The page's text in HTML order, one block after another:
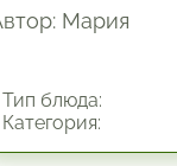
Мария
блюда: